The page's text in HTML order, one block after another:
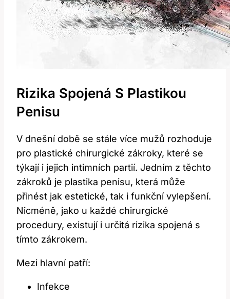
Rizika Spojená S Plastikou
Penisu
V dnešní době ⁢se stále více mužů rozhoduje
pro plastické chirurgické zákroky,⁣ které se
⁢týkají ⁢i jejich⁢ intimních ⁢partií. ‍Jedním z těchto
⁢zákroků ⁣je⁤ plastika penisu, která‌ může
přinést jak estetické, tak i funkční vylepšení.
⁢Nicméně, jako u každé ​chirurgické
procedury, existují i určitá rizika ‌spojená s
tímto zákrokem.
Mezi hlavní⁣ patří:
Infekce